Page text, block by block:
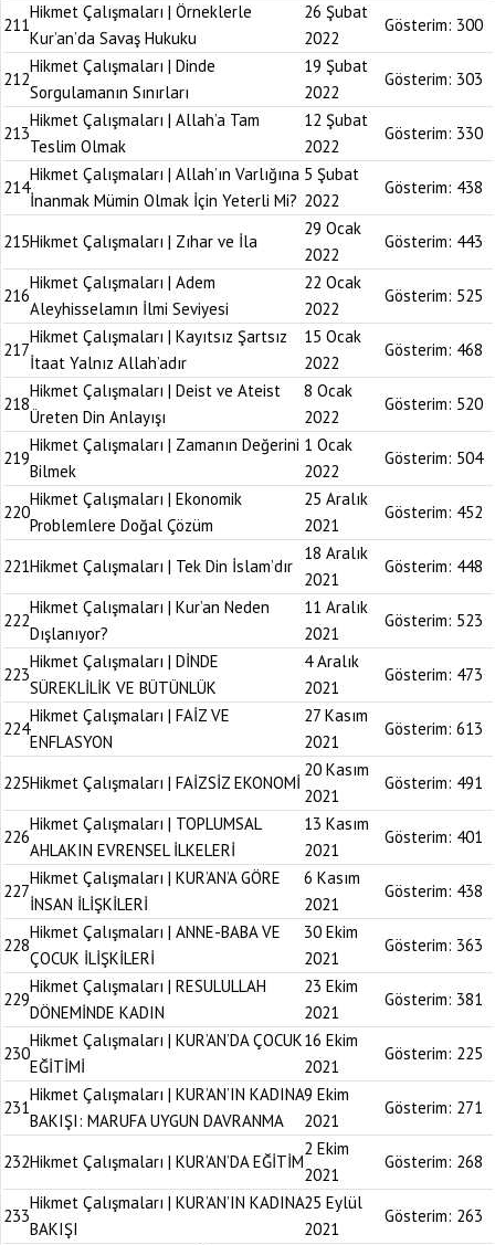
211
Hikmet Çalışmaları | Örneklerle
Kur’an’da Savaş Hukuku
26 Şubat
2022
Gösterim: 300
212
Hikmet Çalışmaları | Dinde
Sorgulamanın Sınırları
19 Şubat
2022
Gösterim: 303
213
Hikmet Çalışmaları | Allah’a Tam
Teslim Olmak
12 Şubat
2022
Gösterim: 330
214
Hikmet Çalışmaları | Allah’ın Varlığına
İnanmak Mümin Olmak İçin Yeterli Mi?
5 Şubat
2022
Gösterim: 438
215Hikmet Çalışmaları | Zıhar ve İla
29 Ocak
2022
Gösterim: 443
216
Hikmet Çalışmaları | Adem
Aleyhisselamın İlmi Seviyesi
22 Ocak
2022
Gösterim: 525
217
Hikmet Çalışmaları | Kayıtsız Şartsız
İtaat Yalnız Allah’adır
15 Ocak
2022
Gösterim: 468
218
Hikmet Çalışmaları | Deist ve Ateist
Üreten Din Anlayışı
8 Ocak
2022
Gösterim: 520
219
Hikmet Çalışmaları | Zamanın Değerini
Bilmek
1 Ocak
2022
Gösterim: 504
220
Hikmet Çalışmaları | Ekonomik
Problemlere Doğal Çözüm
25 Aralık
2021
Gösterim: 452
221Hikmet Çalışmaları | Tek Din İslam’dır
18 Aralık
2021
Gösterim: 448
222
Hikmet Çalışmaları | Kur’an Neden
Dışlanıyor?
11 Aralık
2021
Gösterim: 523
223
Hikmet Çalışmaları | DİNDE
SÜREKLİLİK VE BÜTÜNLÜK
4 Aralık
2021
Gösterim: 473
224
Hikmet Çalışmaları | FAİZ VE
ENFLASYON
27 Kasım
2021
Gösterim: 613
225Hikmet Çalışmaları | FAİZSİZ EKONOMİ
20 Kasım
2021
Gösterim: 491
226
Hikmet Çalışmaları | TOPLUMSAL
AHLAKIN EVRENSEL İLKELERİ
13 Kasım
2021
Gösterim: 401
227
Hikmet Çalışmaları | KUR’AN’A GÖRE
İNSAN İLİŞKİLERİ
6 Kasım
2021
Gösterim: 438
228
Hikmet Çalışmaları | ANNE-BABA VE
ÇOCUK İLİŞKİLERİ
30 Ekim
2021
Gösterim: 363
229
Hikmet Çalışmaları | RESULULLAH
DÖNEMİNDE KADIN
23 Ekim
2021
Gösterim: 381
230
Hikmet Çalışmaları | KUR’AN’DA ÇOCUK
EĞİTİMİ
16 Ekim
2021
Gösterim: 225
231
Hikmet Çalışmaları | KUR’AN’IN KADINA
BAKIŞI: MARUFA UYGUN DAVRANMA
9 Ekim
2021
Gösterim: 271
232Hikmet Çalışmaları | KUR’AN’DA EĞİTİM
2 Ekim
2021
Gösterim: 268
233
Hikmet Çalışmaları | KUR’AN’IN KADINA
BAKIŞI
25 Eylül
2021
Gösterim: 263